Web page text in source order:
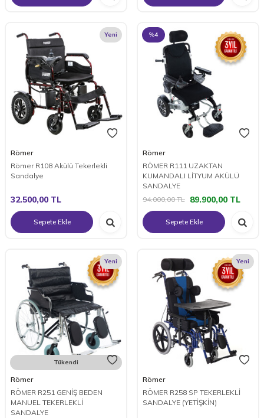
Yeni
Römer
Römer R108 Akülü Tekerlekli
Sandalye
32.500,00 TL
Sepete Ekle
%4
Römer
RÖMER R111 UZAKTAN
KUMANDALI LİTYUM AKÜLÜ
SANDALYE
94.000,00TL 89.900,00 TL
Sepete Ekle
Yeni
Tükendi
Römer
RÖMER R251 GENİŞ BEDEN
MANUEL TEKERLEKLİ
SANDALYE
Yeni
Römer
RÖMER R258 SP TEKERLEKLİ
SANDALYE (YETİŞKİN)